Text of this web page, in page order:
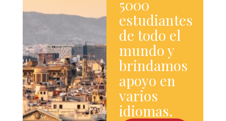
5000
estudiantes
de todo el
mundo y
brindamos
apoyo en
varios
idiomas.